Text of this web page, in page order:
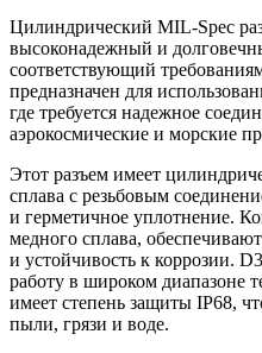
Цилиндрический MIL-Spec
высоконадежный и
соответствующий
предназначен для
где требуется надежное
аэрокосмические и морские
Этот разъем имеет
сплава с резьбовым
и герметичное уплотнение.
медного сплава,
и устойчивость к коррозии.
работу в широком диапазоне
имеет степень защиты IP68,
пыли, грязи и воде.